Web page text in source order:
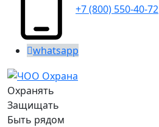
+7 (800) 550-40-72
whatsapp
Охранять
Защищать
Быть рядом